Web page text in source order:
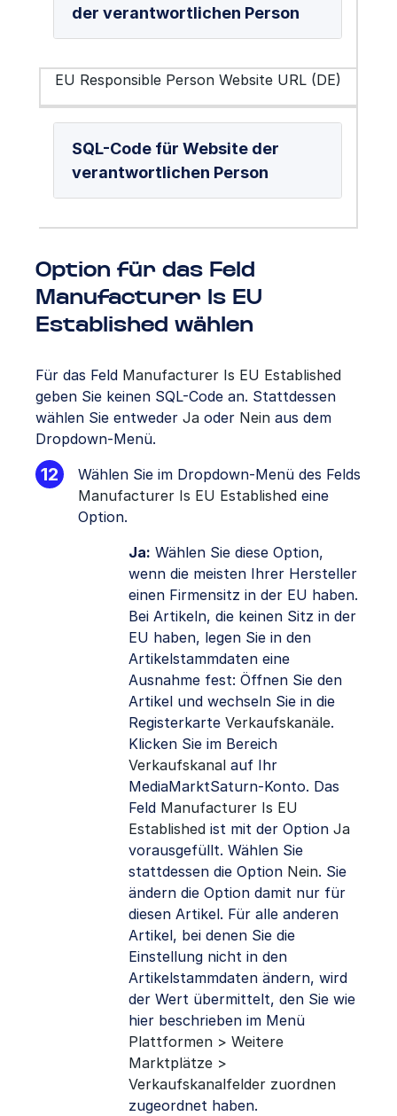
der verantwortlichen Person
EU Responsible Person Website URL (DE)
SQL-Code für Website der
verantwortlichen Person
Option für das Feld
Manufacturer Is EU
Established wählen
Für das Feld Manufacturer Is EU Established
geben Sie keinen SQL-Code an. Stattdessen
wählen Sie entweder Ja oder Nein aus dem
Dropdown-Menü.
Wählen Sie im Dropdown-Menü des Felds
Manufacturer Is EU Established eine
Option.
Ja: Wählen Sie diese Option,
wenn die meisten Ihrer Hersteller
einen Firmensitz in der EU haben.
Bei Artikeln, die keinen Sitz in der
EU haben, legen Sie in den
Artikelstammdaten eine
Ausnahme fest: Öffnen Sie den
Artikel und wechseln Sie in die
Registerkarte Verkaufskanäle.
Klicken Sie im Bereich
Verkaufskanal auf Ihr
MediaMarktSaturn-Konto. Das
Feld Manufacturer Is EU
Established ist mit der Option Ja
vorausgefüllt. Wählen Sie
stattdessen die Option Nein. Sie
ändern die Option damit nur für
diesen Artikel. Für alle anderen
Artikel, bei denen Sie die
Einstellung nicht in den
Artikelstammdaten ändern, wird
der Wert übermittelt, den Sie wie
hier beschrieben im Menü
Plattformen > Weitere
Marktplätze >
Verkaufskanalfelder zuordnen
zugeordnet haben.